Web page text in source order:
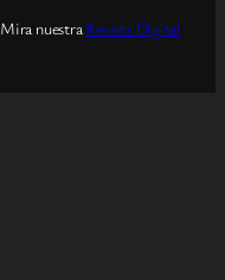
Mira nuestra Revista Digital